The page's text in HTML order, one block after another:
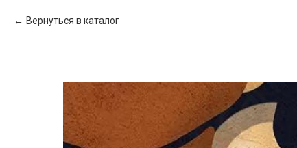
Вернуться в каталог